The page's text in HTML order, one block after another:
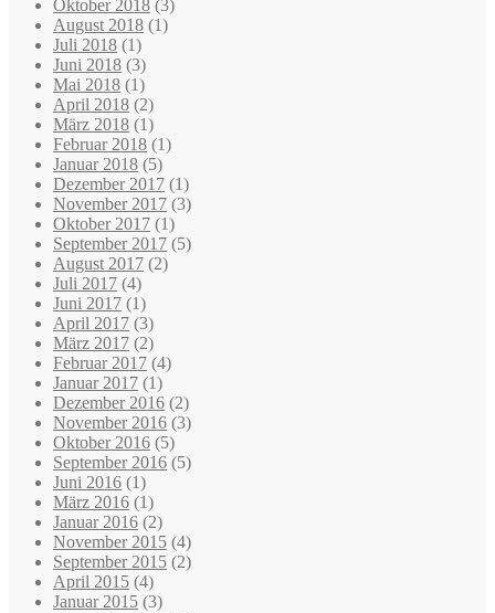
Oktober 2018 (3)
August 2018 (1)
Juli 2018 (1)
Juni 2018 (3)
Mai 2018 (1)
April 2018 (2)
März 2018 (1)
Februar 2018 (1)
Januar 2018 (5)
Dezember 2017 (1)
November 2017 (3)
Oktober 2017 (1)
September 2017 (5)
August 2017 (2)
Juli 2017 (4)
Juni 2017 (1)
April 2017 (3)
März 2017 (2)
Februar 2017 (4)
Januar 2017 (1)
Dezember 2016 (2)
November 2016 (3)
Oktober 2016 (5)
September 2016 (5)
Juni 2016 (1)
März 2016 (1)
Januar 2016 (2)
November 2015 (4)
September 2015 (2)
April 2015 (4)
Januar 2015 (3)